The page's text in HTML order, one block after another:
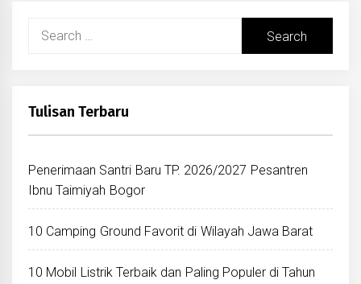
Search
Tulisan Terbaru
Penerimaan Santri Baru TP. 2026/2027 Pesantren
Ibnu Taimiyah Bogor
10 Camping Ground Favorit di Wilayah Jawa Barat
10 Mobil Listrik Terbaik dan Paling Populer di Tahun